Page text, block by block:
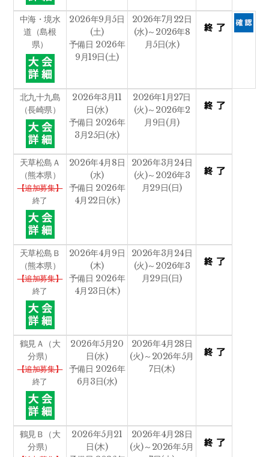
中海・境水
道（島根
県）
2026年9月5日
(土)
予備日 2026年
9月19日(土)
2026年7月22日
(水)～2026年8
月5日(水)
北九十九島
（長崎県）
2026年3月11
日(水)
予備日 2026年
3月25日(水)
2026年1月27日
(火)～2026年2
月9日(月)
天草松島Ａ
（熊本県）
【追加募集】
終了
2026年4月8日
(水)
予備日 2026年
4月22日(水)
2026年3月24日
(火)～2026年3
月29日(日)
天草松島Ｂ
（熊本県）
【追加募集】
終了
2026年4月9日
(木)
予備日 2026年
4月23日(木)
2026年3月24日
(火)～2026年3
月29日(日)
鶴見Ａ（大
分県）
【追加募集】
終了
2026年5月20
日(水)
予備日 2026年
6月3日(水)
2026年4月28日
(火)～2026年5月
7日(木)
鶴見Ｂ（大
分県）
2026年5月21
日(木)
2026年4月28日
(火)～2026年5月